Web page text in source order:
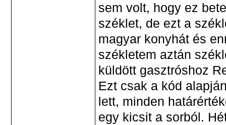
sem volt, hogy ez
széklet, de ezt a
magyar konyhát és
székletem aztán
küldött gasztróshoz
Ezt csak a kód
lett, minden
egy kicsit a sorból.